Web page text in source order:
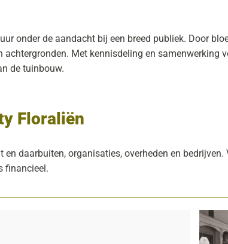
onder de aandacht bij een breed publiek. Door
Met kennisdeling en samenwerking
de tuinbouw.
Floraliën
daarbuiten, organisaties, overheden en
financieel.